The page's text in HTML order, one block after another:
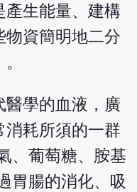
產生能量、建構
物資簡明地二分
醫學的血液，廣
消耗所須的一群
、葡萄糖、胺基
胃腸的消化、吸